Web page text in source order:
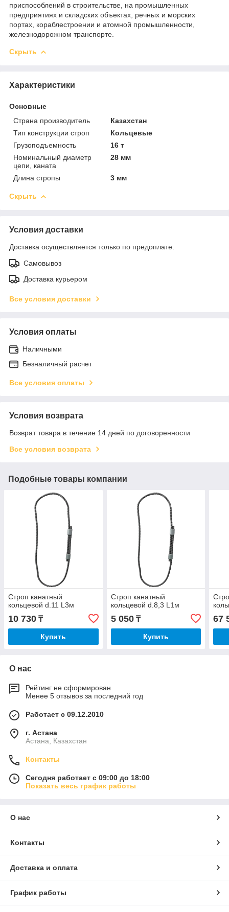
приспособлений в строительстве, на промышленных
предприятиях и складских объектах, речных и морских
портах, кораблестроении и атомной промышленности,
железнодорожном транспорте.
Скрыть
Характеристики
Основные
Страна производитель
Казахстан
Тип конструкции строп
Кольцевые
Грузоподъемность
16 т
Номинальный диаметр
цепи, каната
28 мм
Длина стропы 3 мм
Скрыть
Условия доставки
Доставка осуществляется только по предоплате.
Самовывоз
Доставка курьером
Все условия доставки
Условия оплаты
Наличными
Безналичный расчет
Все условия оплаты
Условия возврата
Возврат товара в течение 14 дней по договоренности
Все условия возврата
Подобные товары компании
Строп канатный
кольцевой d.11 L3м
10 730 ₸
Купить
Строп канатный
кольцевой d.8,3 L1м
5 050₸
Купить
67
О нас
Рейтинг не сформирован
Менее 5 отзывов за последний год
Работает с 09.12.2010
г. Астана
Астана, Казахстан
Контакты
Сегодня работает с 09:00 до 18:00
Показать весь график работы
О нас
Контакты
Доставка и оплата
График работы